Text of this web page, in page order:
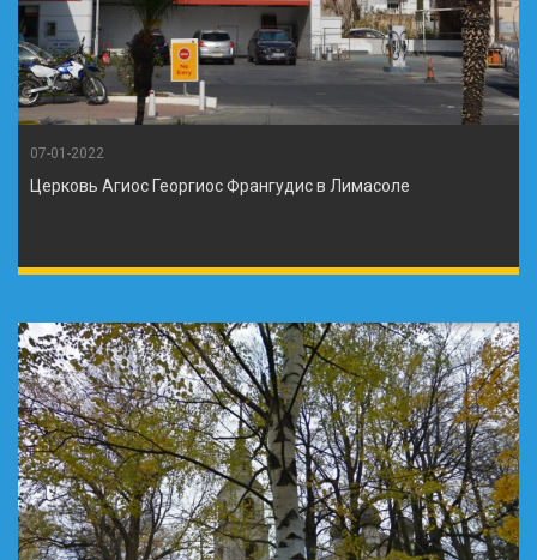
07-01-2022
Церковь Агиос Георгиос Франгудис в Лимасоле